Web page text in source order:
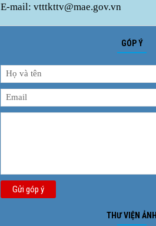
E-mail: vtttkttv@mae.gov.vn
GÓP Ý
Gửi góp ý
THƯ VIỆN ẢNH